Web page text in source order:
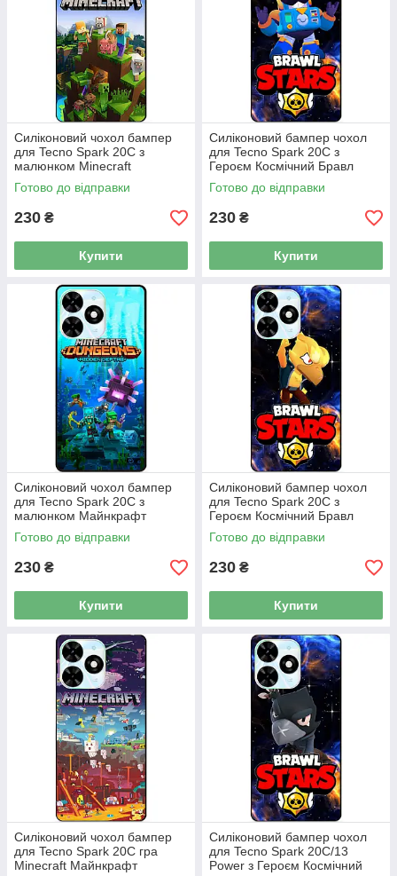
Силіконовий чохол бампер
для Tecno Spark 20C з
малюнком Minecraft
Майнкрафт
Готово до відправки
230 ₴
Купити
Силіконовий бампер чохол
для Tecno Spark 20C з
Героєм Космічний Бравл
Вольт
Готово до відправки
230 ₴
Купити
Силіконовий чохол бампер
для Tecno Spark 20C з
малюнком Майнкрафт
Minecraft
Готово до відправки
230 ₴
Купити
Силіконовий бампер чохол
для Tecno Spark 20C з
Героєм Космічний Бравл
Ворон Фенікс
Готово до відправки
230 ₴
Купити
Силіконовий чохол бампер
для Tecno Spark 20C гра
Minecraft Майнкрафт
Силіконовий бампер чохол
для Tecno Spark 20C/13
Power з Героєм Космічний